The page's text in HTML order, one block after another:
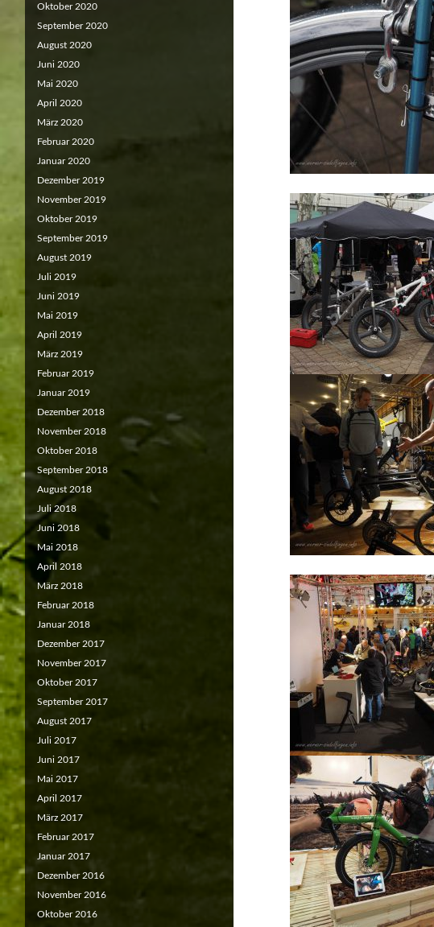
Oktober 2020
September 2020
August 2020
Juni 2020
Mai 2020
April 2020
März 2020
Februar 2020
Januar 2020
Dezember 2019
November 2019
Oktober 2019
September 2019
August 2019
Juli 2019
Juni 2019
Mai 2019
April 2019
März 2019
Februar 2019
Januar 2019
Dezember 2018
November 2018
Oktober 2018
September 2018
August 2018
Juli 2018
Juni 2018
Mai 2018
April 2018
März 2018
Februar 2018
Januar 2018
Dezember 2017
November 2017
Oktober 2017
September 2017
August 2017
Juli 2017
Juni 2017
Mai 2017
April 2017
März 2017
Februar 2017
Januar 2017
Dezember 2016
November 2016
Oktober 2016